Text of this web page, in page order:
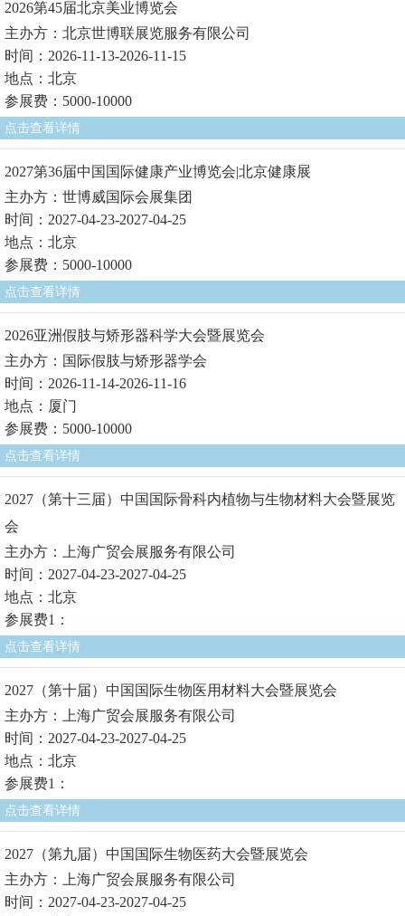
2026第45届北京美业博览会
主办方：北京世博联展览服务有限公司
时间：2026-11-13-2026-11-15
地点：北京
参展费：5000-10000
点击查看详情
2027第36届中国国际健康产业博览会|北京健康展
主办方：世博威国际会展集团
时间：2027-04-23-2027-04-25
地点：北京
参展费：5000-10000
点击查看详情
2026亚洲假肢与矫形器科学大会暨展览会
主办方：国际假肢与矫形器学会
时间：2026-11-14-2026-11-16
地点：厦门
参展费：5000-10000
点击查看详情
2027（第十三届）中国国际骨科内植物与生物材料大会暨展览
会
主办方：上海广贸会展服务有限公司
时间：2027-04-23-2027-04-25
地点：北京
参展费1：
点击查看详情
2027（第十届）中国国际生物医用材料大会暨展览会
主办方：上海广贸会展服务有限公司
时间：2027-04-23-2027-04-25
地点：北京
参展费1：
点击查看详情
2027（第九届）中国国际生物医药大会暨展览会
主办方：上海广贸会展服务有限公司
时间：2027-04-23-2027-04-25